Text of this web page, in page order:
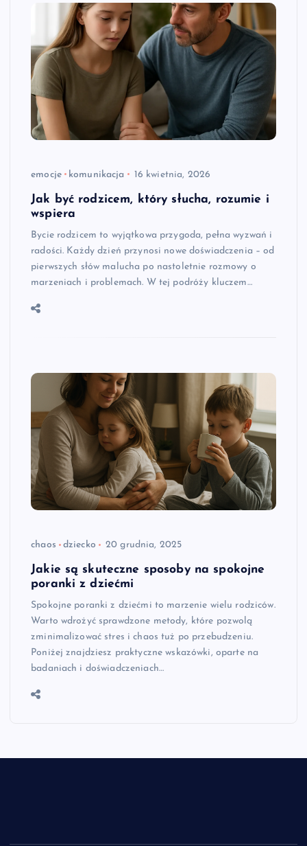
emocje komunikacja 16 kwietnia, 2026
Jak być rodzicem, który słucha, rozumie i
wspiera
Bycie rodzicem to wyjątkowa przygoda, pełna wyzwań i
radości. Każdy dzień przynosi nowe doświadczenia – od
pierwszych słów malucha po nastoletnie rozmowy o
marzeniach i problemach. W tej podróży kluczem…
chaos dziecko 20 grudnia, 2025
Jakie są skuteczne sposoby na spokojne
poranki z dziećmi
Spokojne poranki z dziećmi to marzenie wielu rodziców.
Warto wdrożyć sprawdzone metody, które pozwolą
zminimalizować stres i chaos tuż po przebudzeniu.
Poniżej znajdziesz praktyczne wskazówki, oparte na
badaniach i doświadczeniach…